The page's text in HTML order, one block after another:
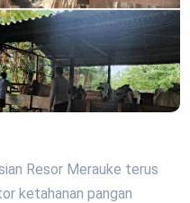
Resor Merauke terus
ketahanan pangan